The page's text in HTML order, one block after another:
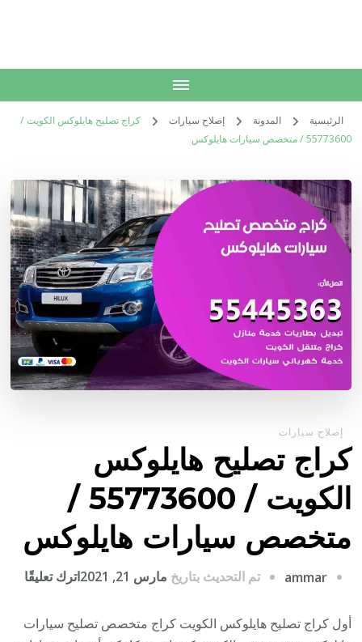
الرئيسية المدونة إصلاح سيارات
كراج تصليح هايلوكس الكويت /
55773600‬ / متخصص سيارات هايلوكس
إصلاح سيارات
كراج تصليح هايلوكس
الكويت / 55773600‬ /
متخصص سيارات هايلوكس
ammar تم التحديث بتاريخ مارس 21, 2021 اترك تعليقًا
أول كراج تصليح هايلوكس الكويت كراج متخصص تصليح سيارات